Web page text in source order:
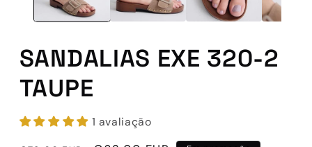
SANDALIAS EXE 320-2
TAUPE
1 avaliação